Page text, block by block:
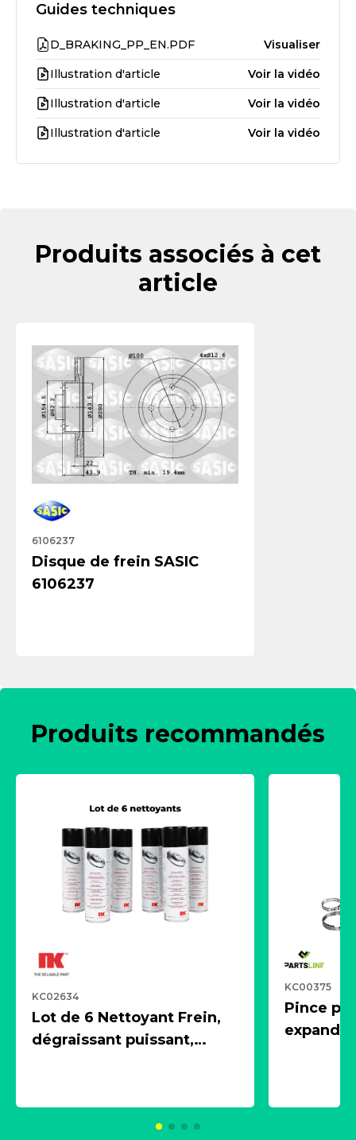
Guides techniques
D_BRAKING_PP_EN.PDF Visualiser
Illustration d'article Voir la vidéo
Illustration d'article Voir la vidéo
Illustration d'article Voir la vidéo
Produits associés à cet
article
6106237
Disque de frein SASIC
6106237
Produits recommandés
KC02634
Lot de 6 Nettoyant Frein,
dégraissant puissant,
KC00375
Pince